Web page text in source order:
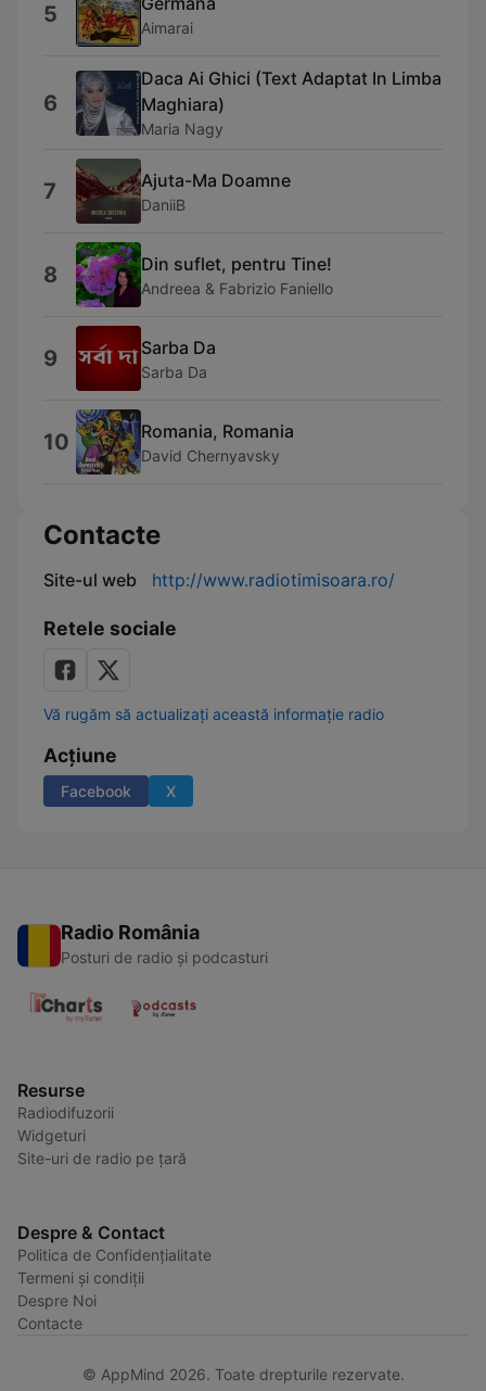
5 Aimarai
6
Daca Ai Ghici (Text Adaptat In Limba
Maghiara)
Maria Nagy
7 Ajuta-Ma Doamne
DaniiB
8 Din suflet, pentru Tine!
Andreea & Fabrizio Faniello
9 Sarba Da
Sarba Da
10 Romania, Romania
David Chernyavsky
Contacte
Site-ul web http://www.radiotimisoara.ro/
Retele sociale
Vă rugăm să actualizați această informație radio
Acțiune
Facebook X
Radio România
Posturi de radio și podcasturi
Resurse
Radiodifuzorii
Widgeturi
Site-uri de radio pe țară
Despre & Contact
Politica de Confidențialitate
Termeni și condiții
Despre Noi
Contacte
© AppMind 2026. Toate drepturile rezervate.